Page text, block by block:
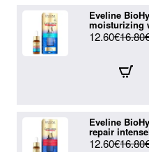
Eveline
moisturizing
12.60€
Eveline
repair
12.60€